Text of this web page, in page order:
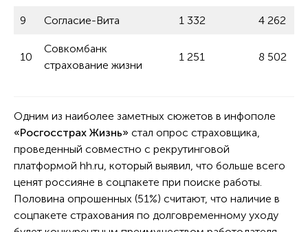
9 Согласие-Вита 1 332 4 262
10
Совкомбанк
страхование жизни
1 251 8 502
Одним из наиболее заметных сюжетов в инфополе
«Росгосстрах Жизнь» стал опрос страховщика,
проведенный совместно с рекрутинговой
платформой hh.ru, который выявил, что больше всего
ценят россияне в соцпакете при поиске работы.
Половина опрошенных (51%) считают, что наличие в
соцпакете страхования по долговременному уходу